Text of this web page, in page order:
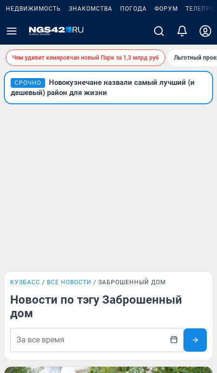
НЕДВИЖИМОСТЬ ЗНАКОМСТВА ПОГОДА ФОРУМ
Чем удивит кемеровчан новый Парк за 1,3 млрд руб Льготный
СРОЧНО
Новокузнечане назвали самый лучший (и
дешевый) район для жизни
КУЗБАСС ВСЕ НОВОСТИ ЗАБРОШЕННЫЙ ДОМ
Новости по тэгу Заброшенный
дом